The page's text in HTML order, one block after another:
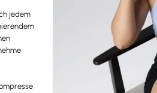
jedem